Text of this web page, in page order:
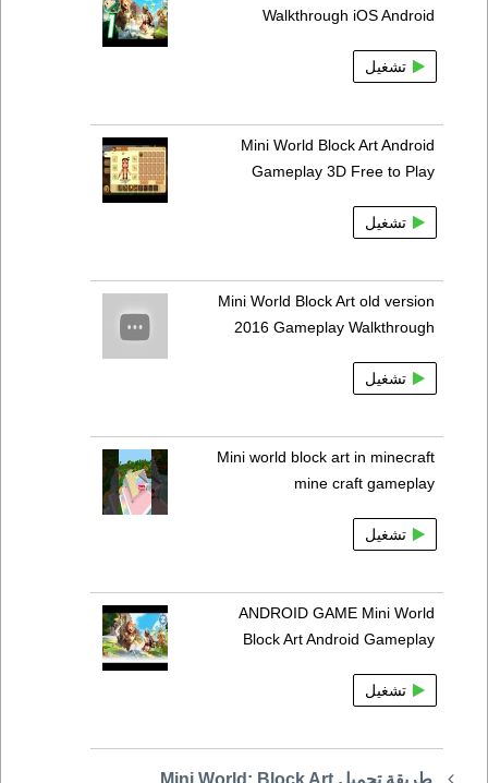
Walkthrough iOS Android
تشغيل
Mini World Block Art Android
Gameplay 3D Free to Play
تشغيل
Mini World Block Art old version
2016 Gameplay Walkthrough
تشغيل
Mini world block art in minecraft
mine craft gameplay
تشغيل
ANDROID GAME Mini World
Block Art Android Gameplay
تشغيل
طريقة تحميل Mini World: Block Art